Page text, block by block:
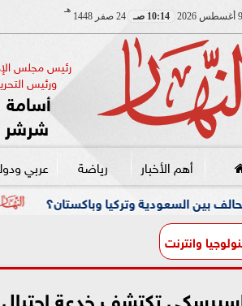
10:14 صـ 24 صفر 1448
هـ
رئيس مجلس
ورئيس
أسامة
شرشر
أهم الأخبار رياضة عربي
تكتيك «حصار وباكستان؟
وانترنت
تكتشف خدعة احتيال